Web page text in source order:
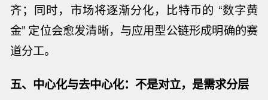
齐；同时，市场将逐渐分化，比特币的 “数字黄
金” 定位会愈发清晰，与应用型公链形成明确的赛
道分工。
五、中心化与去中心化：不是对立，是需求分层